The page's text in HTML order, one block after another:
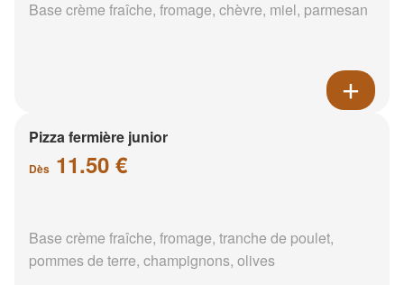
Base crème fraîche, fromage, chèvre, miel, parmesan
Pizza fermière junior
Dès 11.50 €
Base crème fraîche, fromage, tranche de poulet,
pommes de terre, champignons, olives